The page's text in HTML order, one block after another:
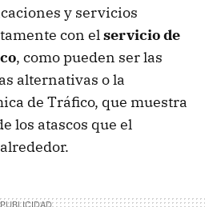
y servicios
con elservicio de
, como pueden ser las
alternativas o la
de Tráfico, que muestra
los atascos que el